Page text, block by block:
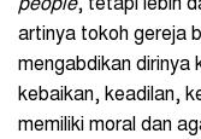
people, tetapi lebih
artinya tokoh gereja
mengabdikan dirinya
kebaikan, keadilan,
memiliki moral dan